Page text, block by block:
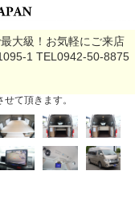
大級！お気軽にご来店
1 TEL0942-50-8875
て頂きます。